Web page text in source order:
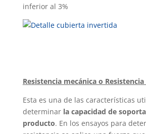
inferior al 3%
Resistencia mecánica o
Esta es una de las características
determinar la capacidad de
producto. En los ensayos para